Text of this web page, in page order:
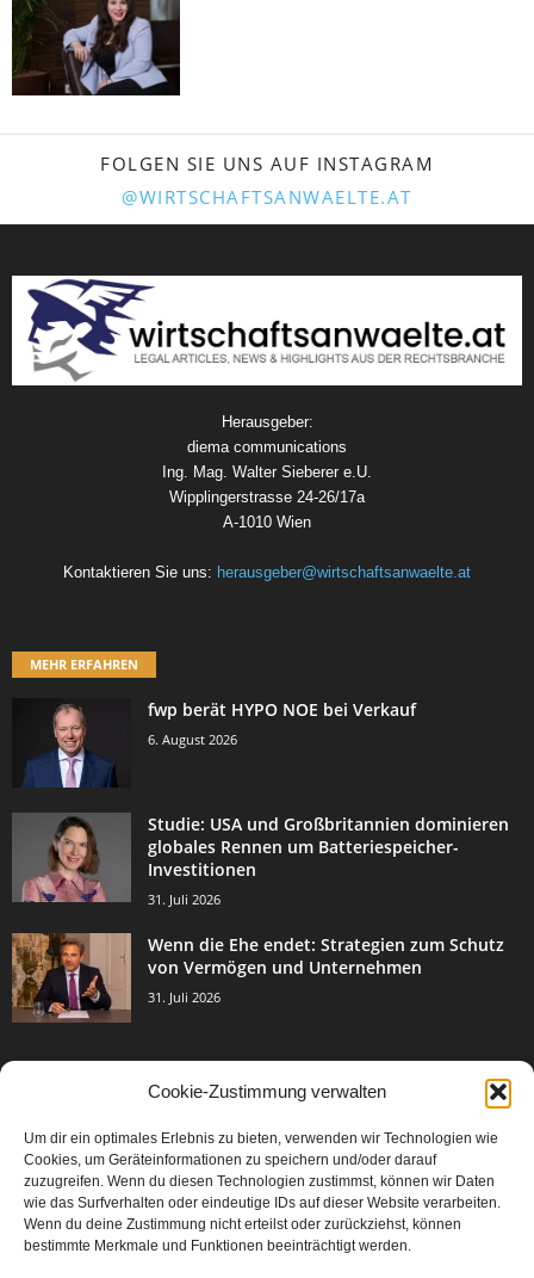
Cookie-Zustimmung verwalten
Um dir ein optimales Erlebnis zu bieten, verwenden wir Technologien wie
Cookies, um Geräteinformationen zu speichern und/oder darauf
zuzugreifen. Wenn du diesen Technologien zustimmst, können wir Daten
wie das Surfverhalten oder eindeutige IDs auf dieser Website verarbeiten.
Wenn du deine Zustimmung nicht erteilst oder zurückziehst, können
bestimmte Merkmale und Funktionen beeinträchtigt werden.
FOLGEN SIE UNS AUF INSTAGRAM
@WIRTSCHAFTSANWAELTE.AT
Herausgeber:
diema communications
Ing. Mag. Walter Sieberer e.U.
Wipplingerstrasse 24-26/17a
A-1010 Wien
Kontaktieren Sie uns: herausgeber@wirtschaftsanwaelte.at
MEHR ERFAHREN
fwp berät HYPO NOE bei Verkauf
6. August 2026
Studie: USA und Großbritannien dominieren
globales Rennen um Batteriespeicher-
Investitionen
31. Juli 2026
Wenn die Ehe endet: Strategien zum Schutz
von Vermögen und Unternehmen
31. Juli 2026
Events & Success 3003
Breaking News 2067
Aktuelles
Featured Article